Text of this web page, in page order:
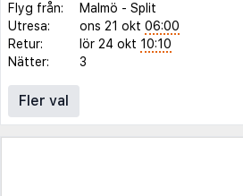
Flyg från: Malmö - Split
Utresa:
ons 21 okt 06:00
Retur:
lör 24 okt 10:10
Nätter:
3
Fler val